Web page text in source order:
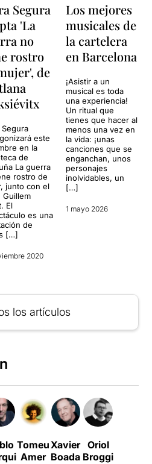
Segura
'La
no
rostro
de
Segura
este
en la
de
La guerra
rostro de
junto con el
Guillem
El
es una
de
[…]
2020
Los mejores
musicales de
la cartelera
en Barcelona
¡Asistir a un
musical es toda
una experiencia!
Un ritual que
tienes que hacer al
menos una vez en
la vida: ¡unas
canciones que se
enganchan, unos
personajes
inolvidables, un
[…]
1 mayo 2026
los artículos
Tomeu
Amer
Xavier
Boada
Oriol
Broggi